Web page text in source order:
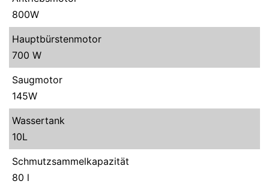
800W
Hauptbürstenmotor
700 W
Saugmotor
145W
Wassertank
10L
Schmutzsammelkapazität
80 l